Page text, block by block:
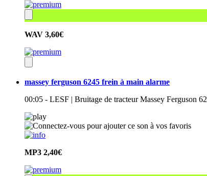
WAV 3,60€
massey ferguson 6245 frein à main alarme
00:05 - LESF | Bruitage de tracteur Massey Ferguson
MP3 2,40€